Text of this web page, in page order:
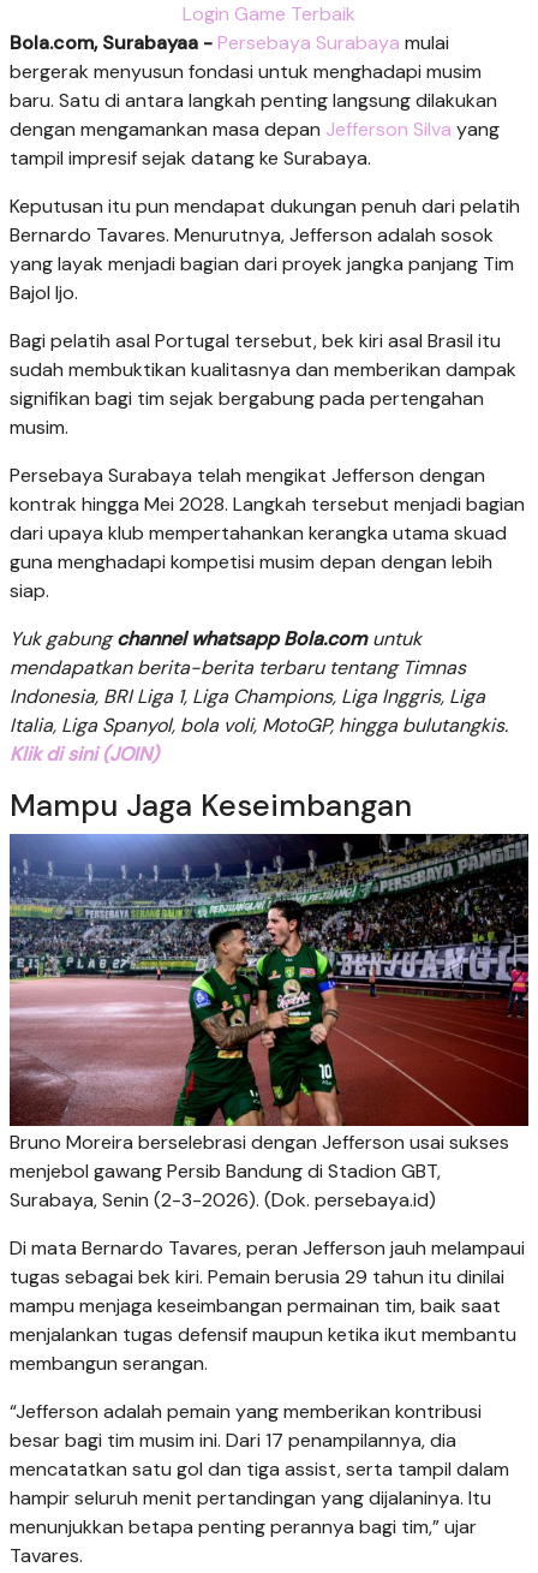
Login Game Terbaik
Bola.com, Surabayaa -Persebaya Surabaya mulai
bergerak menyusun fondasi untuk menghadapi musim
baru. Satu di antara langkah penting langsung dilakukan
dengan mengamankan masa depan Jefferson Silva yang
tampil impresif sejak datang ke Surabaya.
Keputusan itu pun mendapat dukungan penuh dari pelatih
Bernardo Tavares. Menurutnya, Jefferson adalah sosok
yang layak menjadi bagian dari proyek jangka panjang Tim
Bajol Ijo.
Bagi pelatih asal Portugal tersebut, bek kiri asal Brasil itu
sudah membuktikan kualitasnya dan memberikan dampak
signifikan bagi tim sejak bergabung pada pertengahan
musim.
Persebaya Surabaya telah mengikat Jefferson dengan
kontrak hingga Mei 2028. Langkah tersebut menjadi bagian
dari upaya klub mempertahankan kerangka utama skuad
guna menghadapi kompetisi musim depan dengan lebih
siap.
Yuk gabungchannel whatsapp Bola.comuntuk
mendapatkan berita-berita terbaru tentang Timnas
Indonesia, BRI Liga 1, Liga Champions, Liga Inggris, Liga
Italia, Liga Spanyol, bola voli, MotoGP, hingga bulutangkis.
Klik di sini (JOIN)
Mampu Jaga Keseimbangan
Bruno Moreira berselebrasi dengan Jefferson usai sukses
menjebol gawang Persib Bandung di Stadion GBT,
Surabaya, Senin (2-3-2026). (Dok. persebaya.id)
Di mata Bernardo Tavares, peran Jefferson jauh melampaui
tugas sebagai bek kiri. Pemain berusia 29 tahun itu dinilai
mampu menjaga keseimbangan permainan tim, baik saat
menjalankan tugas defensif maupun ketika ikut membantu
membangun serangan.
“Jefferson adalah pemain yang memberikan kontribusi
besar bagi tim musim ini. Dari 17 penampilannya, dia
mencatatkan satu gol dan tiga assist, serta tampil dalam
hampir seluruh menit pertandingan yang dijalaninya. Itu
menunjukkan betapa penting perannya bagi tim,” ujar
Tavares.